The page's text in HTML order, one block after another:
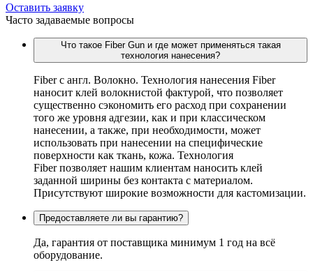
Оставить заявку
Часто задаваемые вопросы
Что такое Fiber Gun и где может применяться такая
технология нанесения?
Fiber c англ. Волокно. Технология нанесения Fiber
наносит клей волокнистой фактурой, что позволяет
существенно сэкономить его расход при сохранении
того же уровня адгезии, как и при классическом
нанесении, а также, при необходимости, может
использовать при нанесении на специфические
поверхности как ткань, кожа. Технология
Fiber позволяет нашим клиентам наносить клей
заданной ширины без контакта с материалом.
Присутствуют широкие возможности для кастомизации.
Предоставляете ли вы гарантию?
Да, гарантия от поставщика минимум 1 год на всё
оборудование.